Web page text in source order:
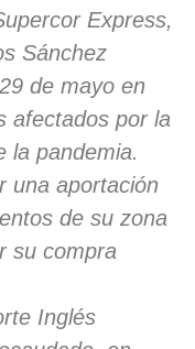
Express,
Sánchez
de mayo en
afectados por la
la pandemia.
una aportación
de su zona
su compra
Inglés